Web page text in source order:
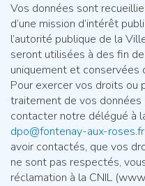
Vos données sont
d’une mission d’intérêt
l’autorité publique de la
seront utilisées à des fin
uniquement et conservées
Pour exercer vos droits ou
traitement de vos
contacter notre délégué à
dpo@fontenay-aux-roses.fr
avoir contactés, que vos
ne sont pas respectés,
réclamation à la CNIL